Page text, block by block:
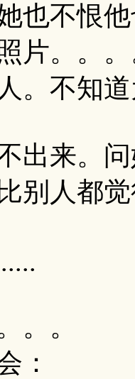
也不恨
片。。
。不知
出来。
别人都
。。
：